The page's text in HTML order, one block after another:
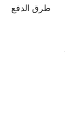
طرق الدفع